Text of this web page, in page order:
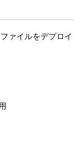
ァイルをデプロイ